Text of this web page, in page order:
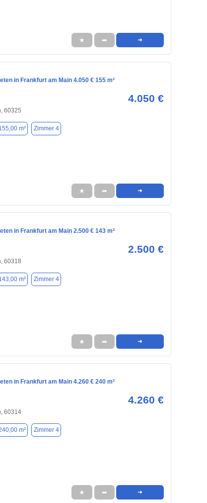
★ ➦ ➜
in Frankfurt am Main 4.050 € 155 m²
4.050 €
60325
m² Zimmer 4
★ ➦ ➜
in Frankfurt am Main 2.500 € 143 m²
2.500 €
60318
m² Zimmer 4
★ ➦ ➜
in Frankfurt am Main 4.260 € 240 m²
4.260 €
60314
m² Zimmer 4
★ ➦ ➜